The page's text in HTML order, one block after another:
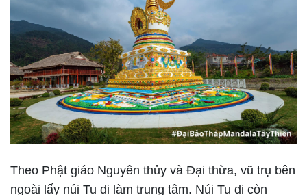
Theo Phật giáo Nguyên thủy và Đại thừa, vũ trụ bên
ngoài lấy núi Tu di làm trung tâm. Núi Tu di còn